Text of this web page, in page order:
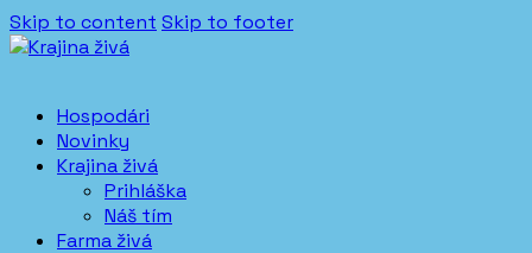
Skip to content Skip to footer
Hospodári
Novinky
Krajina živá
Prihláška
Náš tím
Farma živá